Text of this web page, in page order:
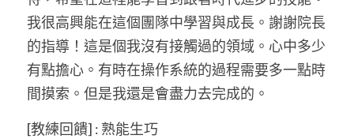
我很高興能在這個團隊中學習與成長。謝謝院長
的指導！這是個我沒有接觸過的領域。心中多少
有點擔心。有時在操作系統的過程需要多一點時
間摸索。但是我還是會盡力去完成的。
[教練回饋] : 熟能生巧